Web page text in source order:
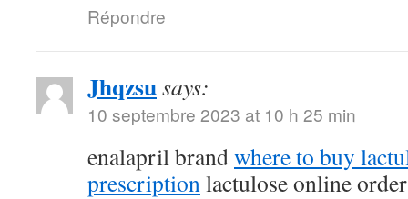
Répondre
Jhqzsusays:
10 septembre 2023 at 10 h 25 min
enalapril brandwhere to buy
prescriptionlactulose online order